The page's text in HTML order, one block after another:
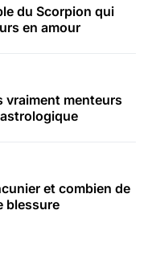
du Scorpion qui
en amour
vraiment menteurs
et combien de
blessure